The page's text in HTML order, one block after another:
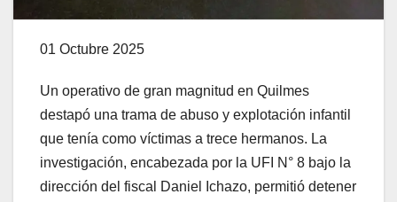
01 Octubre 2025
Un operativo de gran magnitud en Quilmes
destapó una trama de abuso y explotación infantil
que tenía como víctimas a trece hermanos. La
investigación, encabezada por la UFI N° 8 bajo la
dirección del fiscal Daniel Ichazo, permitió detener